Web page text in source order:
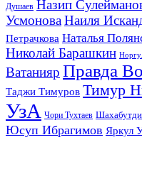
Душаев Назип
УсмоноваНаиля
Петрачкова Наталья
Николай Барашкин
Ватанияр Правда
Таджи Тимуров Тимур
УзА Чори Тухтаев
Юсуп Ибрагимов Яркул